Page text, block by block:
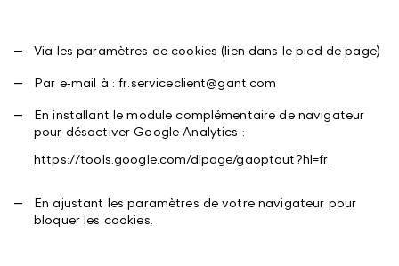
Via les paramètres de cookies (lien dans le pied de page)
Par e‑mail à : fr.serviceclient@gant.com
En installant le module complémentaire de navigateur
pour désactiver Google Analytics :
https://tools.google.com/dlpage/gaoptout?hl=fr
En ajustant les paramètres de votre navigateur pour
bloquer les cookies.